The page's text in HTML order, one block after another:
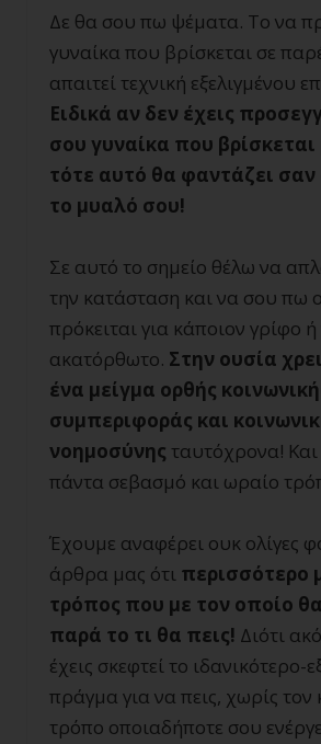
Δε θα σου πω ψέματα. Το να
γυναίκα που βρίσκεται σε
απαιτεί τεχνική εξελιγμένου
Ειδικά αν δεν έχεις
σου γυναίκα που βρίσκεται
τότε αυτό θα φαντάζει σαν
το μυαλό σου!
Σε αυτό το σημείο θέλω να
την κατάσταση και να σου πω
πρόκειται για κάποιον γρίφο ή
ακατόρθωτο. Στην ουσία
ένα μείγμα ορθής
συμπεριφοράς και
νοημοσύνης ταυτόχρονα!
πάντα σεβασμό και ωραίο
Έχουμε αναφέρει ουκ ολίγες
άρθρα μας ότι περισσότερο
τρόπος που με τον οποίο θα
παρά το τι θα πεις! Διότι
έχεις σκεφτεί το ιδανικότερο-
πράγμα για να πεις, χωρίς τον
τρόπο οποιαδήποτε σου